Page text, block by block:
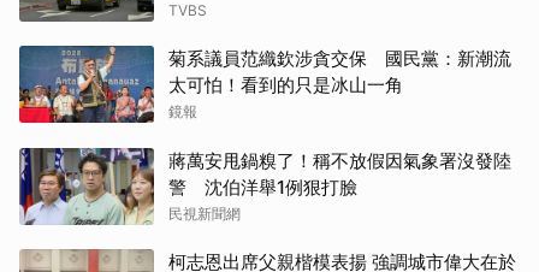
TVBS
菊系議員范織欽涉貪交保 國民黨：新潮流
太可怕！看到的只是冰山一角
鏡報
蔣萬安甩鍋糗了！稱不放假因氣象署沒發陸
警 沈伯洋舉1例狠打臉
民視新聞網
柯志恩出席父親楷模表揚 強調城市偉大在於